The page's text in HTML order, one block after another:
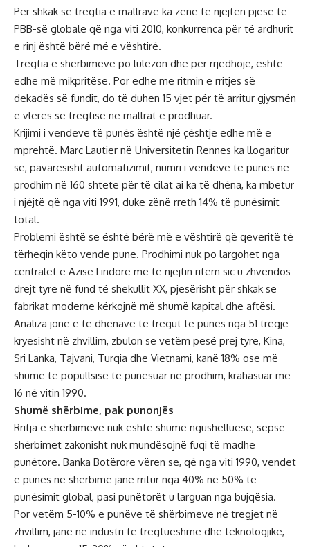
Për shkak se tregtia e mallrave ka zënë të njëjtën pjesë të
PBB-së globale që nga viti 2010, konkurrenca për të ardhurit
e rinj është bërë më e vështirë.
Tregtia e shërbimeve po lulëzon dhe për rrjedhojë, është
edhe më mikpritëse. Por edhe me ritmin e rritjes së
dekadës së fundit, do të duhen 15 vjet për të arritur gjysmën
e vlerës së tregtisë në mallrat e prodhuar.
Krijimi i vendeve të punës është një çështje edhe më e
mprehtë. Marc Lautier në Universitetin Rennes ka llogaritur
se, pavarësisht automatizimit, numri i vendeve të punës në
prodhim në 160 shtete për të cilat ai ka të dhëna, ka mbetur
i njëjtë që nga viti 1991, duke zënë rreth 14% të punësimit
total.
Problemi është se është bërë më e vështirë që qeveritë të
tërheqin këto vende pune. Prodhimi nuk po largohet nga
centralet e Azisë Lindore me të njëjtin ritëm siç u zhvendos
drejt tyre në fund të shekullit XX, pjesërisht për shkak se
fabrikat moderne kërkojnë më shumë kapital dhe aftësi.
Analiza jonë e të dhënave të tregut të punës nga 51 tregje
kryesisht në zhvillim, zbulon se vetëm pesë prej tyre, Kina,
Sri Lanka, Tajvani, Turqia dhe Vietnami, kanë 18% ose më
shumë të popullsisë të punësuar në prodhim, krahasuar me
16 në vitin 1990.
Shumë shërbime, pak punonjës
Rritja e shërbimeve nuk është shumë ngushëlluese, sepse
shërbimet zakonisht nuk mundësojnë fuqi të madhe
punëtore. Banka Botërore vëren se, që nga viti 1990, vendet
e punës në shërbime janë rritur nga 40% në 50% të
punësimit global, pasi punëtorët u larguan nga bujqësia.
Por vetëm 5-10% e punëve të shërbimeve në tregjet në
zhvillim, janë në industri të tregtueshme dhe teknologjike,